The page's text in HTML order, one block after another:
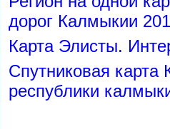
дорог Калмыкии
Карта Элисты.
Спутниковая карта
республики